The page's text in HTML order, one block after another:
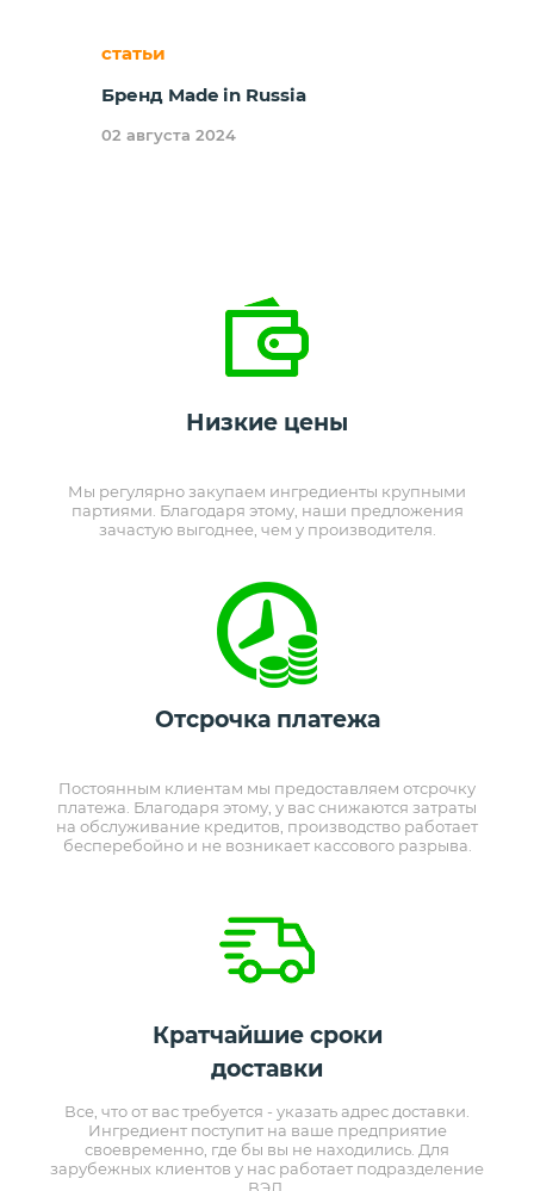
статьи
Бренд Made in Russia
02 августа 2024
Низкие цены
Мы регулярно закупаем ингредиенты крупными
партиями. Благодаря этому, наши предложения
зачастую выгоднее, чем у производителя.
Отсрочка платежа
Постоянным клиентам мы предоставляем отсрочку
платежа. Благодаря этому, у вас снижаются затраты
на обслуживание кредитов, производство работает
бесперебойно и не возникает кассового разрыва.
Кратчайшие сроки
доставки
Все, что от вас требуется - указать адрес доставки.
Ингредиент поступит на ваше предприятие
своевременно, где бы вы не находились. Для
зарубежных клиентов у нас работает подразделение